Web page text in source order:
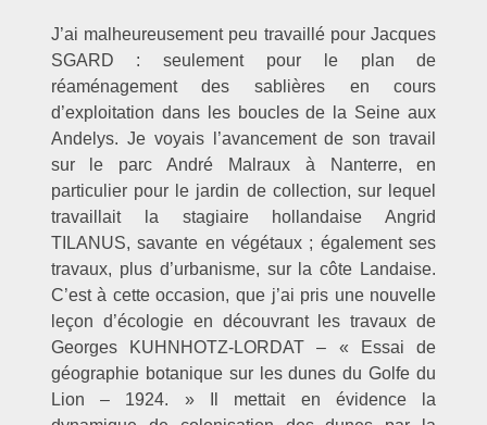
J’ai malheureusement peu travaillé pour Jacques
SGARD : seulement pour le plan de
réaménagement des sablières en cours
d’exploitation dans les boucles de la Seine aux
Andelys. Je voyais l’avancement de son travail
sur le parc André Malraux à Nanterre, en
particulier pour le jardin de collection, sur lequel
travaillait la stagiaire hollandaise Angrid
TILANUS, savante en végétaux ; également ses
travaux, plus d’urbanisme, sur la côte Landaise.
C’est à cette occasion, que j’ai pris une nouvelle
leçon d’écologie en découvrant les travaux de
Georges KUHNHOTZ-LORDAT – « Essai de
géographie botanique sur les dunes du Golfe du
Lion – 1924. » Il mettait en évidence la